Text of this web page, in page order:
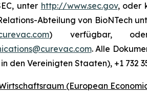
unter http://www.sec.gov, oder
Abteilung von BioNTech
) verfügbar, oder
. Alle
den Vereinigten Staaten), +1 732
(European